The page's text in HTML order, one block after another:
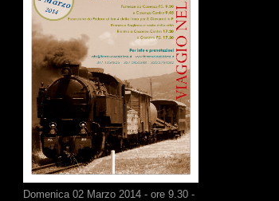
Domenica 02 Marzo 2014 - ore 9.30 -